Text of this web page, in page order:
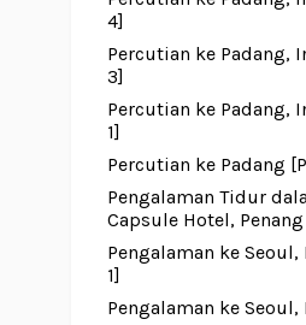
4]
Percutian ke Padang,
3]
Percutian ke Padang,
1]
Percutian ke Padang
Pengalaman Tidur
Capsule Hotel, Penang
Pengalaman ke Seoul,
1]
Pengalaman ke Seoul,